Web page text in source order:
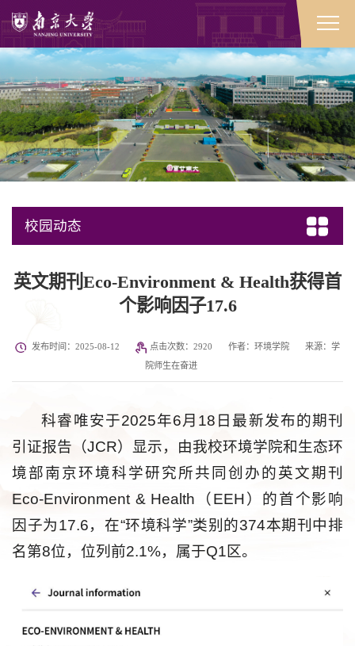
校园动态
英文期刊Eco-Environment & Health获得首
个影响因子17.6
发布时间：2025-08-12 点击次数： 2920 作者：环境学院
来源：学
院师生在奋进
科睿唯安于2025年6月18日最新发布的期刊
引证报告（JCR）显示，由我校环境学院和生态环
境部南京环境科学研究所共同创办的英文期刊
Eco-Environment & Health（EEH）的首个影响
因子为17.6，在“环境科学”类别的374本期刊中排
名第8位，位列前2.1%，属于Q1区。